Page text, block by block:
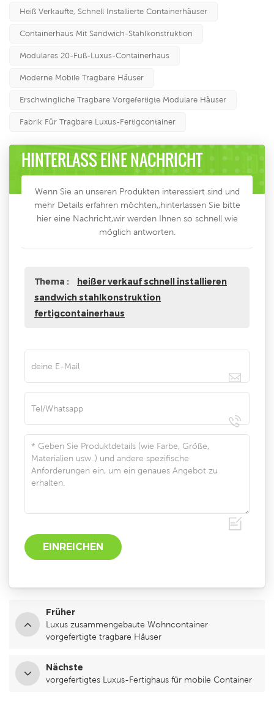
Heiß Verkaufte, Schnell Installierte Containerhäuser
Containerhaus Mit Sandwich-Stahlkonstruktion
Modulares 20-Fuß-Luxus-Containerhaus
Moderne Mobile Tragbare Häuser
Erschwingliche Tragbare Vorgefertigte Modulare Häuser
Fabrik Für Tragbare Luxus-Fertigcontainer
HINTERLASS EINE NACHRICHT
Wenn Sie an unseren Produkten interessiert sind und
mehr Details erfahren möchten,,hinterlassen Sie bitte
hier eine Nachricht,wir werden Ihnen so schnell wie
möglich antworten.
Thema :
heißer verkauf schnell installieren
sandwich stahlkonstruktion
fertigcontainerhaus
Früher
Luxus zusammengebaute Wohncontainer
vorgefertigte tragbare Häuser
Nächste
vorgefertigtes Luxus-Fertighaus für mobile Container